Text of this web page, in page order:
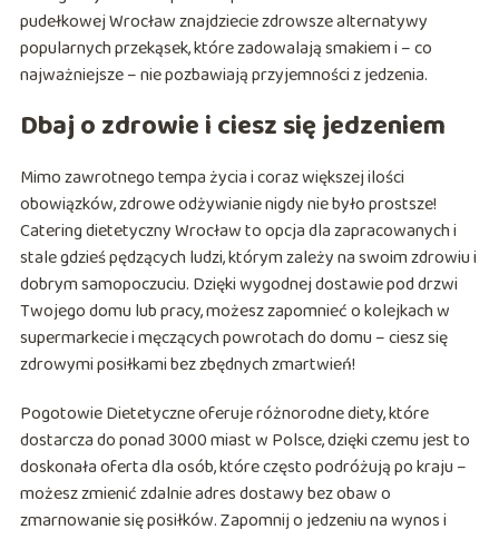
pudełkowej Wrocław znajdziecie zdrowsze alternatywy
popularnych przekąsek, które zadowalają smakiem i – co
najważniejsze – nie pozbawiają przyjemności z jedzenia.
Dbaj o zdrowie i ciesz się jedzeniem
Mimo zawrotnego tempa życia i coraz większej ilości
obowiązków, zdrowe odżywianie nigdy nie było prostsze!
Catering dietetyczny Wrocław to opcja dla zapracowanych i
stale gdzieś pędzących ludzi, którym zależy na swoim zdrowiu i
dobrym samopoczuciu. Dzięki wygodnej dostawie pod drzwi
Twojego domu lub pracy, możesz zapomnieć o kolejkach w
supermarkecie i męczących powrotach do domu – ciesz się
zdrowymi posiłkami bez zbędnych zmartwień!
Pogotowie Dietetyczne oferuje różnorodne diety, które
dostarcza do ponad 3000 miast w Polsce, dzięki czemu jest to
doskonała oferta dla osób, które często podróżują po kraju –
możesz zmienić zdalnie adres dostawy bez obaw o
zmarnowanie się posiłków. Zapomnij o jedzeniu na wynos i